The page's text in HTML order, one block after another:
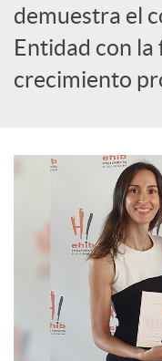
demuestra el
Entidad con
crecimiento